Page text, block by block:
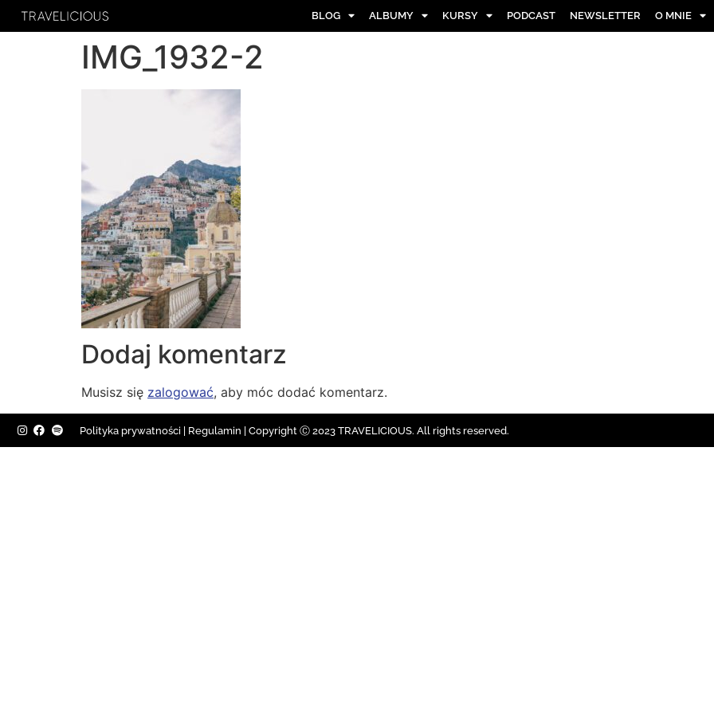
BLOG ALBUMY KURSY PODCAST NEWSLETTER O MNIE
IMG_1932-2
Dodaj komentarz
Musisz się zalogować, aby móc dodać komentarz.
Polityka prywatności Regulamin | Copyright Ⓒ 2023 TRAVELICIOUS. All rights reserved.